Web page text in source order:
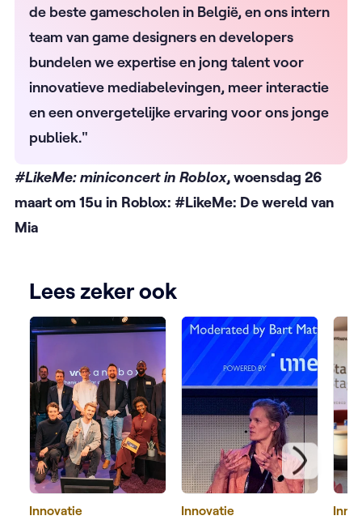
de beste gamescholen in België, en ons intern
team van game designers en developers
bundelen we expertise en jong talent voor
innovatieve mediabelevingen, meer interactie
en een onvergetelijke ervaring voor ons jonge
publiek."
#LikeMe: miniconcert in Roblox, woensdag 26
maart om 15u in Roblox: #LikeMe: De wereld van
Mia
Lees zeker ook
Innovatie Innovatie